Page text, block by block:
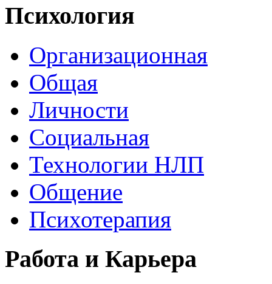
Психология
Организационная
Общая
Личности
Социальная
Технологии НЛП
Общение
Психотерапия
Работа и Карьера